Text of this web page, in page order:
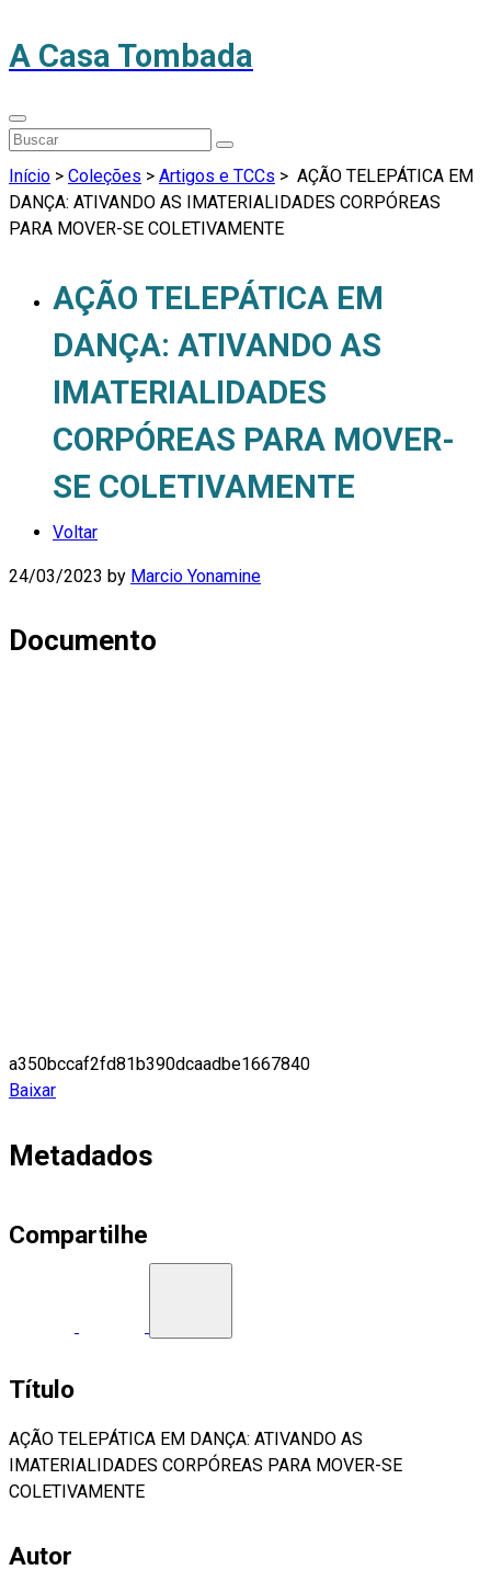
A Casa Tombada
Início > Coleções > Artigos e TCCs > AÇÃO TELEPÁTICA EM
DANÇA: ATIVANDO AS IMATERIALIDADES CORPÓREAS
PARA MOVER-SE COLETIVAMENTE
AÇÃO TELEPÁTICA EM
DANÇA: ATIVANDO AS
IMATERIALIDADES
CORPÓREAS PARA MOVER-
SE COLETIVAMENTE
Voltar
24/03/2023 by Marcio Yonamine
Documento
a350bccaf2fd81b390dcaadbe1667840
Baixar
Metadados
Compartilhe
Título
AÇÃO TELEPÁTICA EM DANÇA: ATIVANDO AS
IMATERIALIDADES CORPÓREAS PARA MOVER-SE
COLETIVAMENTE
Autor